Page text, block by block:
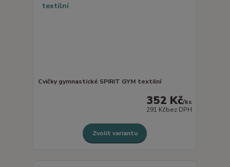
Cvičky gymnastické SPIRIT GYM textilní
352 Kč/ks
291 Kčbez DPH
Zvolit variantu